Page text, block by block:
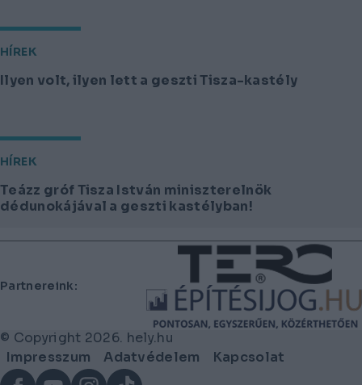
HÍREK
Ilyen volt, ilyen lett a geszti Tisza-kastély
HÍREK
Teázz gróf Tisza István miniszterelnök
dédunokájával a geszti kastélyban!
Lábléc
Partnereink:
© Copyright 2026. hely.hu
Lábléc
menü
Impresszum Adatvédelem
Kapcsolat
FacebookYouTubeInstagram